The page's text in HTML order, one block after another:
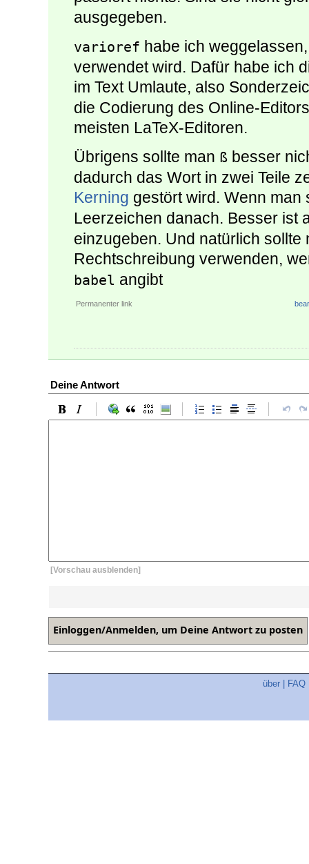
ausgegeben.
varioref habe ich
verwendet wird. Dafür habe ich
im Text Umlaute, also
die Codierung des Online-
meisten LaTeX-Editoren.
Übrigens sollte man ß besser
dadurch das Wort in zwei Teile
Kerning gestört wird. Wenn
Leerzeichen danach. Besser ist
einzugeben. Und natürlich
Rechtschreibung verwenden,
babel angibt
Permanenter link
Deine Antwort
[Vorschau ausblenden]
über FAQ